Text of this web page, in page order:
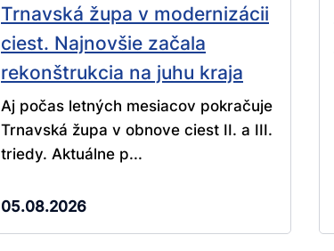
Trnavská župa v modernizácii
ciest. Najnovšie začala
rekonštrukcia na juhu kraja
Aj počas letných mesiacov pokračuje
Trnavská župa v obnove ciest II. a III.
triedy. Aktuálne p...
05.08.2026